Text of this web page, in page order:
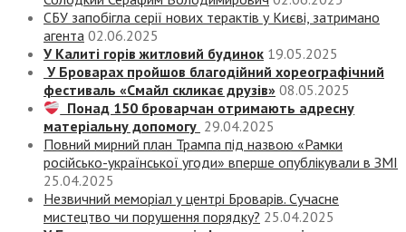
СБУ запобігла серії нових терактів у Києві, затримано
агента 02.06.2025
У Калиті горів житловий будинок 19.05.2025
У Броварах пройшов благодійний хореографічний
фестиваль «Смайл скликає друзів» 08.05.2025
Понад 150 броварчан отримають адресну
матеріальну допомогу 29.04.2025
Повний мирний план Трампа під назвою «‎Рамки
російсько-української угоди» вперше опублікували в ЗМІ
25.04.2025
Незвичний меморіал у центрі Броварів. Сучасне
мистецтво чи порушення порядку? 25.04.2025